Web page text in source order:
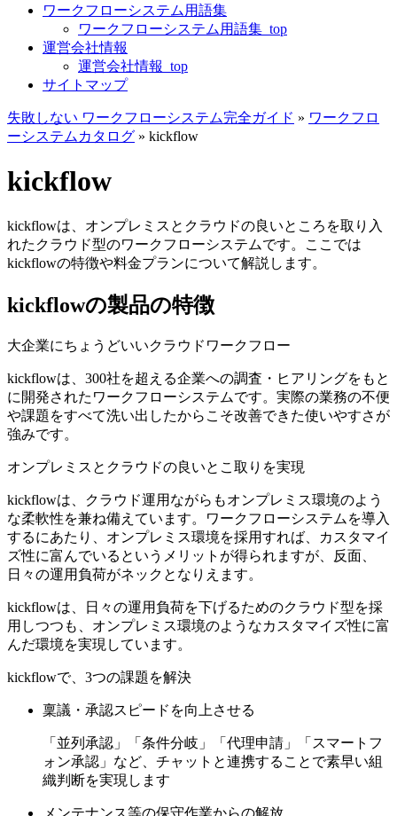
ワークフローシステム用語集
ワークフローシステム用語集_top
運営会社情報
運営会社情報_top
サイトマップ
失敗しない ワークフローシステム完全ガイド » ワークフロ
ーシステムカタログ » kickflow
kickflow
kickflowは、オンプレミスとクラウドの良いところを取り入
れたクラウド型のワークフローシステムです。ここでは
kickflowの特徴や料金プランについて解説します。
kickflowの製品の特徴
大企業にちょうどいいクラウドワークフロー
kickflowは、 300社を超える企業への調査・ヒアリングをもと
に開発されたワークフローシステムです。 実際の業務の不便
や課題をすべて洗い出したからこそ改善できた使いやすさが
強みです。
オンプレミスとクラウドの良いとこ取りを実現
kickflowは、
クラウド運用ながらもオンプレミス環境のよう
な柔軟性を兼ね備えています。
ワークフローシステムを導入
するにあたり、オンプレミス環境を採用すれば、カスタマイ
ズ性に富んでいるというメリットが得られますが、反面、
日々の運用負荷がネックとなりえます。
kickflowは、日々の運用負荷を下げるためのクラウド型を採
用しつつも、オンプレミス環境のようなカスタマイズ性に富
んだ環境を実現しています。
kickflowで、3つの課題を解決
稟議・承認スピードを向上させる
「並列承認」「条件分岐」「代理申請」「スマートフ
ォン承認」など、 チャットと連携することで素早い組
織判断を実現します
メンテナンス等の保守作業からの解放